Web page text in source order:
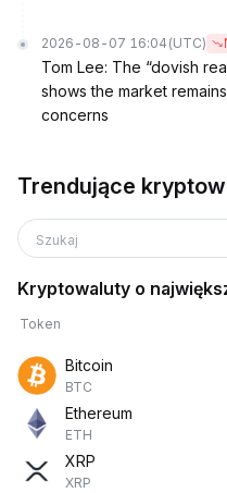
2026-08-07 16:04 (UTC)
Tom Lee: The “dovish
shows the market
concerns
Trendujące
Szukaj
Kryptowaluty o
Token
Bitcoin
BTC
Ethereum
ETH
XRP
XRP